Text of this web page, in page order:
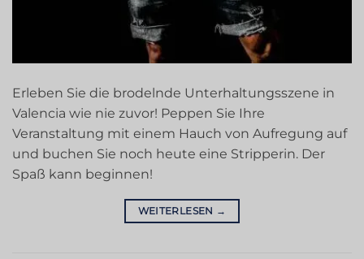
Erleben Sie die brodelnde Unterhaltungsszene in
Valencia wie nie zuvor! Peppen Sie Ihre
Veranstaltung mit einem Hauch von Aufregung auf
und buchen Sie noch heute eine Stripperin. Der
Spaß kann beginnen!
WEITERLESEN →